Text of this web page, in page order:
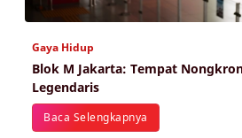
Gaya Hidup
Blok M Jakarta: Tempat
Legendaris
Baca Selengkapnya